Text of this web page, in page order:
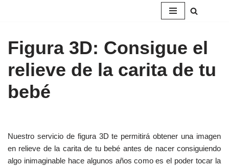
al
contenido
Figura 3D: Consigue el
relieve de la carita de tu
bebé
Nuestro servicio de figura 3D te permitirá obtener una imagen
en relieve de la carita de tu bebé antes de nacer consiguiendo
algo inimaginable hace algunos años como es el poder tocar la